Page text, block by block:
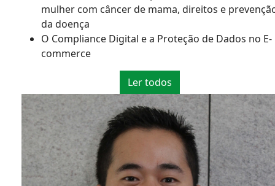
mulher com câncer de mama, direitos e
da doença
O Compliance Digital e a Proteção de Dados no E-
commerce
Ler todos